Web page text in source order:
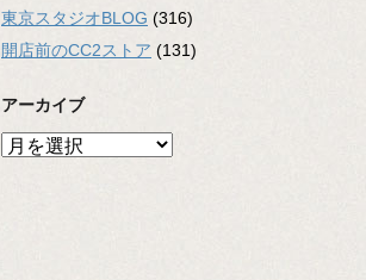
東京スタジオBLOG (316)
開店前のCC2ストア (131)
アーカイブ
ア